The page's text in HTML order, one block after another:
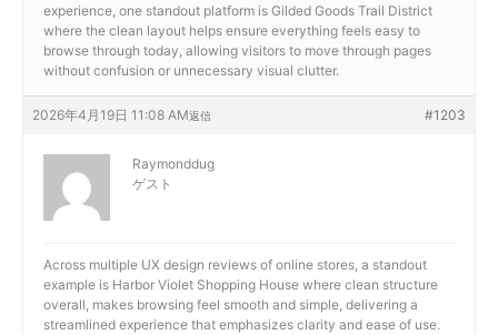
experience, one standout platform is Gilded Goods Trail District
where the clean layout helps ensure everything feels easy to
browse through today, allowing visitors to move through pages
without confusion or unnecessary visual clutter.
2026年4月19日 11:08 AM #1203
返信
Raymonddug
ゲスト
Across multiple UX design reviews of online stores, a standout
example is Harbor Violet Shopping House where clean structure
overall, makes browsing feel smooth and simple, delivering a
streamlined experience that emphasizes clarity and ease of use.